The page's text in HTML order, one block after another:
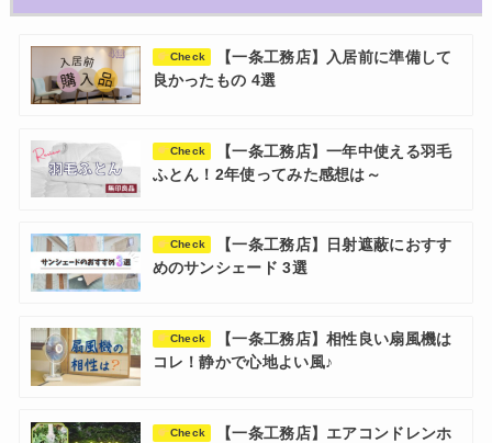
Check
【一条工務店】入居前に準備して
良かったもの 4選
Check
【一条工務店】一年中使える羽毛
ふとん！2年使ってみた感想は～
Check
【一条工務店】日射遮蔽におすす
めのサンシェード 3選
Check
【一条工務店】相性良い扇風機は
コレ！静かで心地よい風♪
Check
【一条工務店】エアコンドレンホ